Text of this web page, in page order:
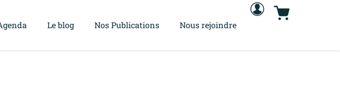
Le blog Nos Publications Nous rejoindre